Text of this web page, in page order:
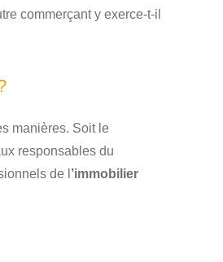
commerçant y exerce-t-il
manières. Soit le
responsables du
de l ’immobilier